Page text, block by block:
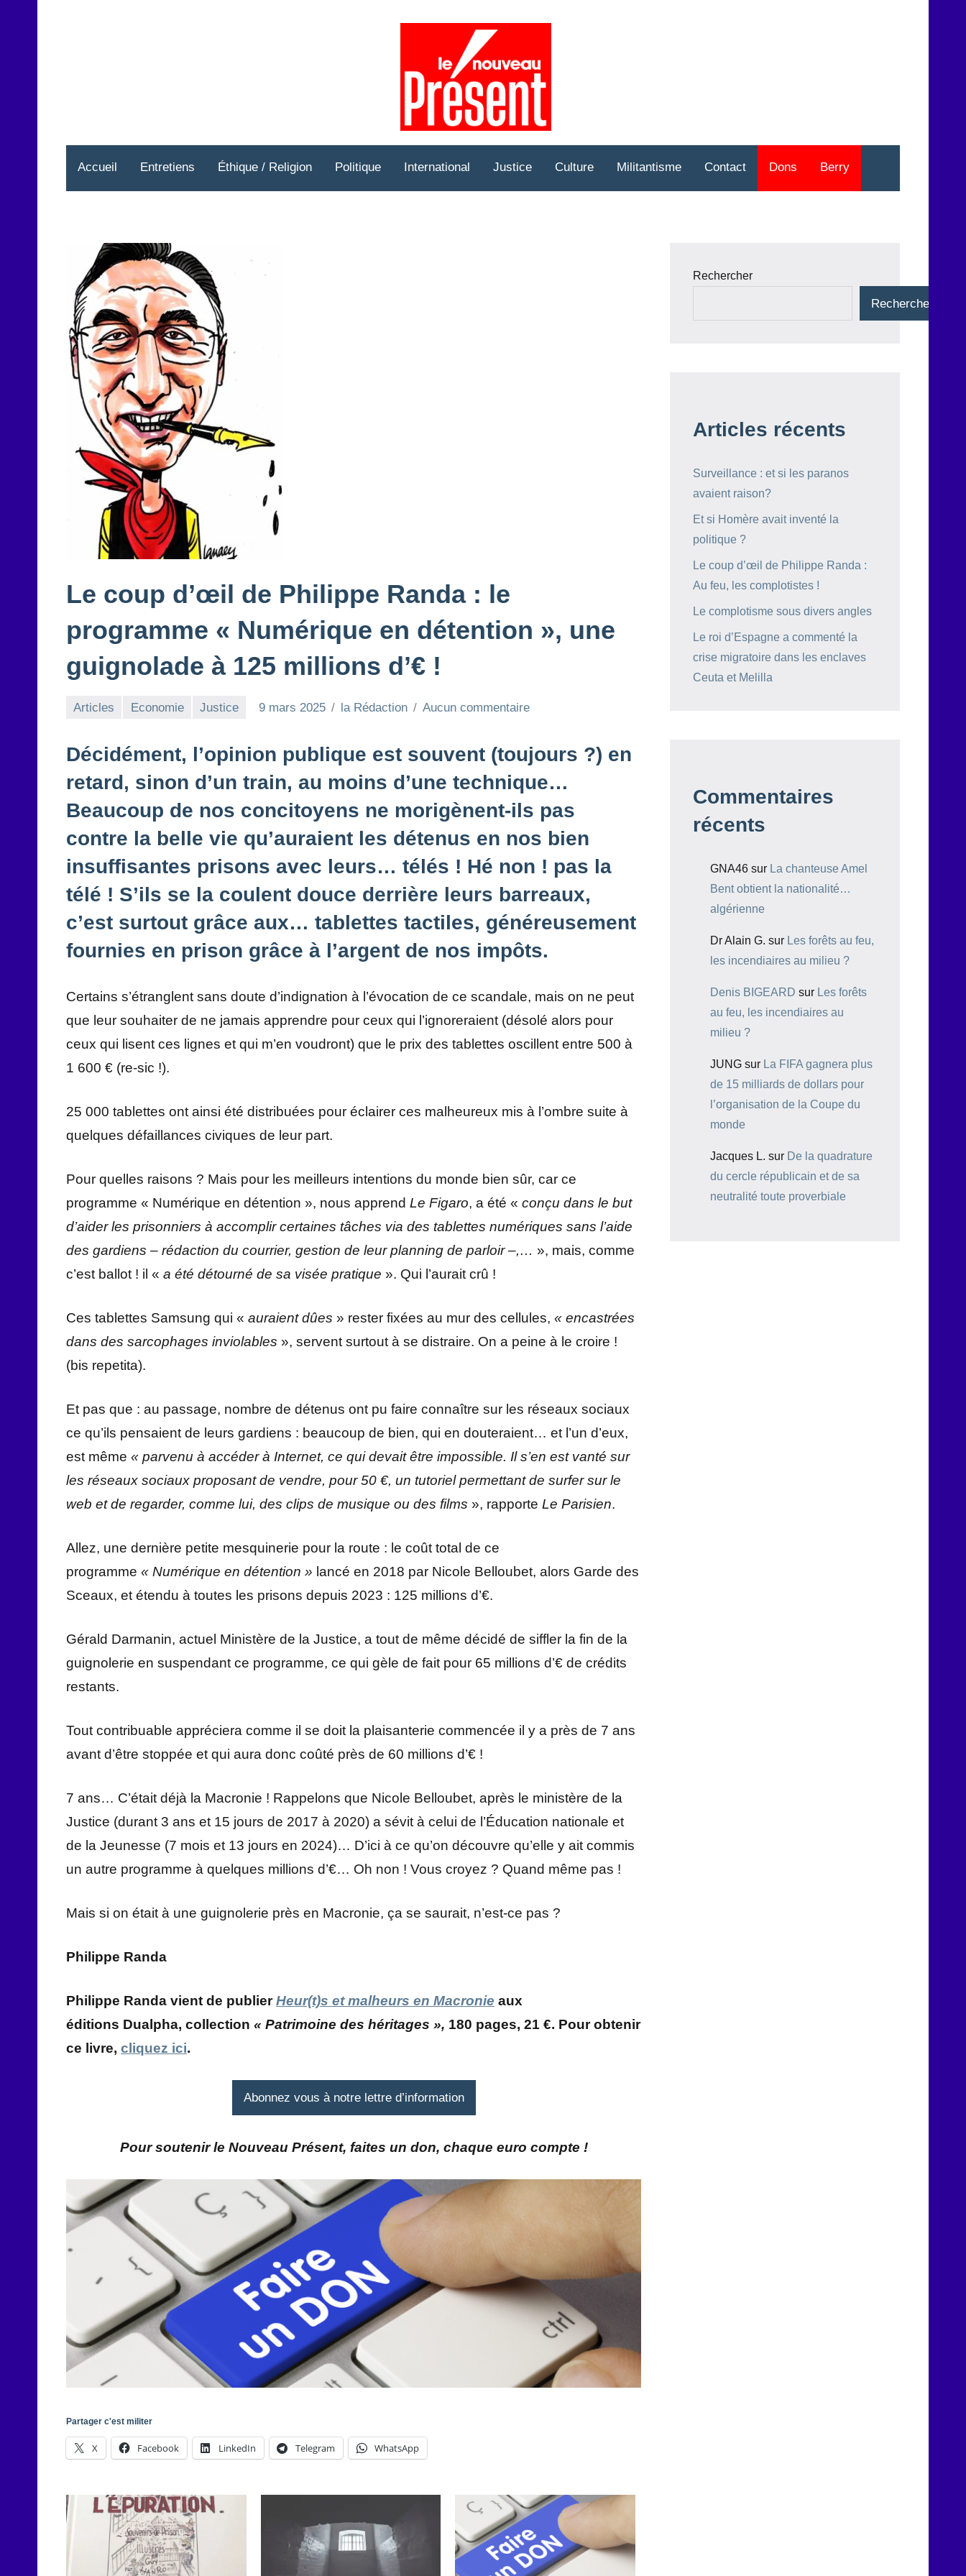
Accueil Entretiens Éthique / Religion Politique International Justice Culture Militantisme Contact Dons Berry
Le coup d’œil de Philippe Randa : le
programme « Numérique en détention », une
guignolade à 125 millions d’€ !
Articles Economie Justice 9 mars 2025 la Rédaction Aucun commentaire
Décidément, l’opinion publique est souvent (toujours ?) en
retard, sinon d’un train, au moins d’une technique…
Beaucoup de nos concitoyens ne morigènent-ils pas
contre la belle vie qu’auraient les détenus en nos bien
insuffisantes prisons avec leurs… télés ! Hé non ! pas la
télé ! S’ils se la coulent douce derrière leurs barreaux,
c’est surtout grâce aux… tablettes tactiles, généreusement
fournies en prison grâce à l’argent de nos impôts.
Certains s’étranglent sans doute d’indignation à l’évocation de ce scandale, mais on ne peut
que leur souhaiter de ne jamais apprendre pour ceux qui l’ignoreraient (désolé alors pour
ceux qui lisent ces lignes et qui m’en voudront) que le prix des tablettes oscillent entre 500 à
1 600 € (re-sic !).
25 000 tablettes ont ainsi été distribuées pour éclairer ces malheureux mis à l’ombre suite à
quelques défaillances civiques de leur part.
Pour quelles raisons ? Mais pour les meilleurs intentions du monde bien sûr, car ce
programme « Numérique en détention », nous apprend Le Figaro, a été « conçu dans le but
d’aider les prisonniers à accomplir certaines tâches via des tablettes numériques sans l’aide
des gardiens – rédaction du courrier, gestion de leur planning de parloir –,… », mais, comme
c’est ballot ! il « a été détourné de sa visée pratique ». Qui l’aurait crû !
Ces tablettes Samsung qui « auraient dûes » rester fixées au mur des cellules, « encastrées
dans des sarcophages inviolables », servent surtout à se distraire. On a peine à le croire !
(bis repetita).
Et pas que : au passage, nombre de détenus ont pu faire connaître sur les réseaux sociaux
ce qu’ils pensaient de leurs gardiens : beaucoup de bien, qui en douteraient… et l’un d’eux,
est même « parvenu à accéder à Internet, ce qui devait être impossible. Il s’en est vanté sur
les réseaux sociaux proposant de vendre, pour 50 €, un tutoriel permettant de surfer sur le
web et de regarder, comme lui, des clips de musique ou des films », rapporte Le Parisien.
Allez, une dernière petite mesquinerie pour la route : le coût total de ce
programme « Numérique en détention » lancé en 2018 par Nicole Belloubet, alors Garde des
Sceaux, et étendu à toutes les prisons depuis 2023 : 125 millions d’€.
Gérald Darmanin, actuel Ministère de la Justice, a tout de même décidé de siffler la fin de la
guignolerie en suspendant ce programme, ce qui gèle de fait pour 65 millions d’€ de crédits
restants.
Tout contribuable appréciera comme il se doit la plaisanterie commencée il y a près de 7 ans
avant d’être stoppée et qui aura donc coûté près de 60 millions d’€ !
7 ans… C’était déjà la Macronie ! Rappelons que Nicole Belloubet, après le ministère de la
Justice (durant 3 ans et 15 jours de 2017 à 2020) a sévit à celui de l’Éducation nationale et
de la Jeunesse (7 mois et 13 jours en 2024)… D’ici à ce qu’on découvre qu’elle y ait commis
un autre programme à quelques millions d’€… Oh non ! Vous croyez ? Quand même pas !
Mais si on était à une guignolerie près en Macronie, ça se saurait, n’est-ce pas ?
Philippe Randa
Philippe Randa vient de publier Heur(t)s et malheurs en Macronie aux
éditions Dualpha, collection « Patrimoine des héritages », 180 pages, 21 €. Pour obtenir
ce livre, cliquez ici.
Abonnez vous à notre lettre d’information
Pour soutenir le Nouveau Présent, faites un don, chaque euro compte !
Partager c'est militer
X Facebook LinkedIn Telegram WhatsApp
Rechercher
Rechercher
Articles récents
Surveillance : et si les paranos
avaient raison?
Et si Homère avait inventé la
politique ?
Le coup d’œil de Philippe Randa :
Au feu, les complotistes !
Le complotisme sous divers angles
Le roi d’Espagne a commenté la
crise migratoire dans les enclaves
Ceuta et Melilla
Commentaires
récents
GNA46 sur La chanteuse Amel
Bent obtient la nationalité…
algérienne
Dr Alain G. sur Les forêts au feu,
les incendiaires au milieu ?
Denis BIGEARD sur Les forêts
au feu, les incendiaires au
milieu ?
JUNG sur La FIFA gagnera plus
de 15 milliards de dollars pour
l’organisation de la Coupe du
monde
Jacques L. sur De la quadrature
du cercle républicain et de sa
neutralité toute proverbiale